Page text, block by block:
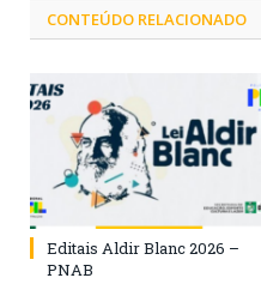
CONTEÚDO RELACIONADO
Editais Aldir Blanc 2026 –
PNAB